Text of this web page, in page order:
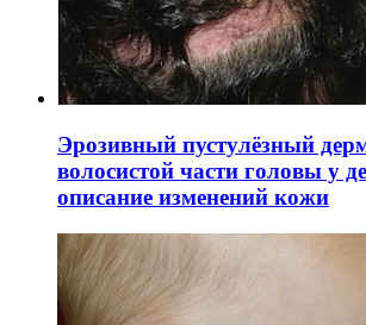
Эрозивный пустулёзный
волосистой части головы у
описание изменений кожи